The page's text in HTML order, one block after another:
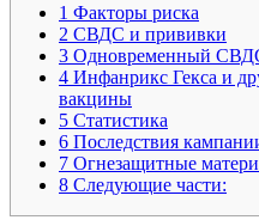
1 Факторы риска
2 СВДС и прививки
3 Одновременный
4 Инфанрикс Гекса и
вакцины
5 Статистика
6 Последствия
7 Огнезащитные
8 Следующие части: